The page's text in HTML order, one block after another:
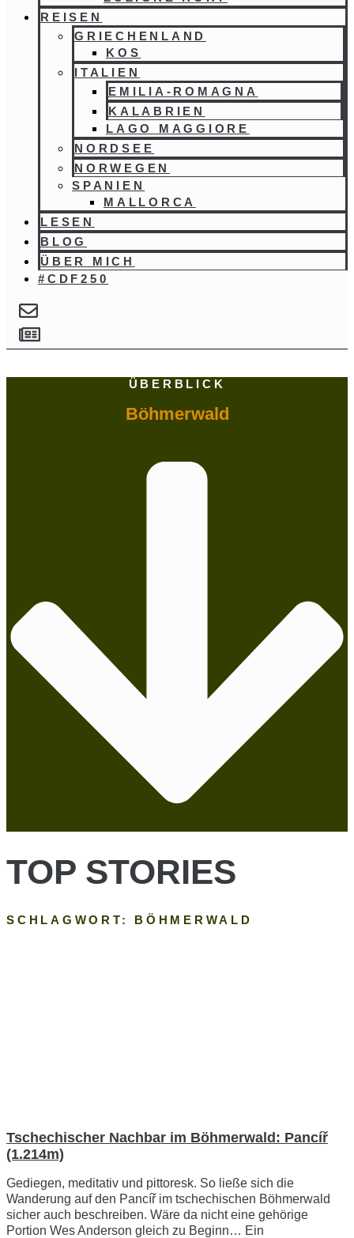
REISEN
GRIECHENLAND
KOS
ITALIEN
EMILIA-ROMAGNA
KALABRIEN
LAGO MAGGIORE
NORDSEE
NORWEGEN
SPANIEN
MALLORCA
LESEN
BLOG
ÜBER MICH
#CDF250
ÜBERBLICK
Böhmerwald
TOP STORIES
SCHLAGWORT: BÖHMERWALD
Tschechischer Nachbar im Böhmerwald: Pancíř
(1.214m)
Gediegen, meditativ und pittoresk. So ließe sich die
Wanderung auf den Pancíř im tschechischen Böhmerwald
sicher auch beschreiben. Wäre da nicht eine gehörige
Portion Wes Anderson gleich zu Beginn… Ein